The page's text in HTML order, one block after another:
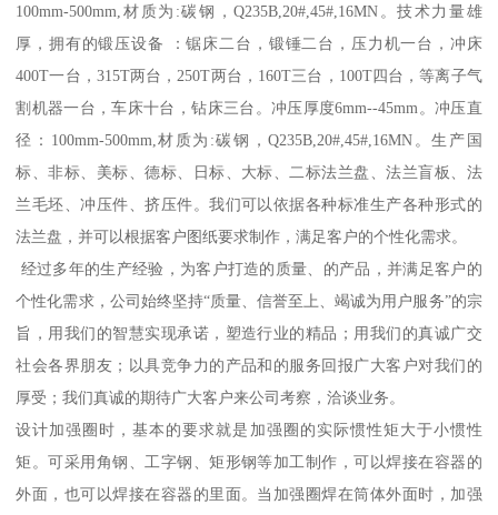
100mm-500mm,材质为:碳钢，Q235B,20#,45#,16MN。技术力量雄
厚，拥有的锻压设备 ：锯床二台，锻锤二台，压力机一台，冲床
400T一台，315T两台，250T两台，160T三台，100T四台，等离子气
割机器一台，车床十台，钻床三台。冲压厚度6mm--45mm。冲压直
径：100mm-500mm,材质为:碳钢，Q235B,20#,45#,16MN。生产国
标、非标、美标、德标、日标、大标、二标法兰盘、法兰盲板、法
兰毛坯、冲压件、挤压件。我们可以依据各种标准生产各种形式的
法兰盘，并可以根据客户图纸要求制作，满足客户的个性化需求。
经过多年的生产经验，为客户打造的质量、的产品，并满足客户的
个性化需求，公司始终坚持“质量、信誉至上、竭诚为用户服务”的宗
旨，用我们的智慧实现承诺，塑造行业的精品；用我们的真诚广交
社会各界朋友；以具竞争力的产品和的服务回报广大客户对我们的
厚受；我们真诚的期待广大客户来公司考察，洽谈业务。
设计加强圈时，基本的要求就是加强圈的实际惯性矩大于小惯性
矩。可采用角钢、工字钢、矩形钢等加工制作，可以焊接在容器的
外面，也可以焊接在容器的里面。当加强圈焊在筒体外面时，加强